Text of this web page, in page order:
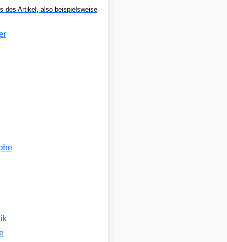
des Artikel, also beispielsweise